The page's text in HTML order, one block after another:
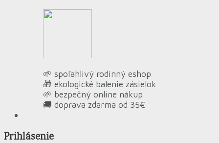
🌱 spoľahlivý rodinný eshop
🎁 ekologické balenie zásielok
🌱 bezpečný online nákup
🚚 doprava zdarma od 35€
Prihlásenie